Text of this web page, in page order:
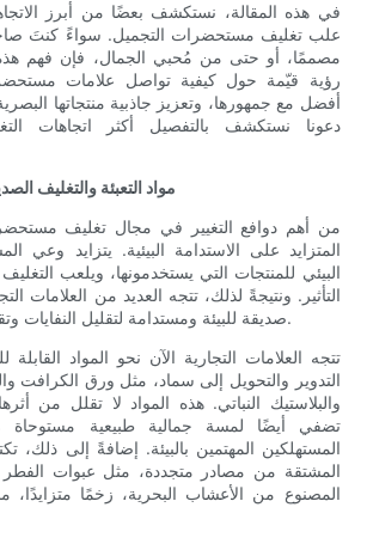
في هذه المقالة، نستكشف بعضًا من أبرز
علب تغليف مستحضرات التجميل. سواءً كنتَ
مصممًا، أو حتى من مُحبي الجمال، فإن فهم
رؤية قيّمة حول كيفية تواصل علامات
أفضل مع جمهورها، وتعزيز جاذبية منتجاتها
دعونا نستكشف بالتفصيل أكثر اتجاهات
مواد التعبئة والتغليف
من أهم دوافع التغيير في مجال تغليف
المتزايد على الاستدامة البيئية. يتزايد وعي
البيئي للمنتجات التي يستخدمونها، ويلعب
التأثير. ونتيجةً لذلك، تتجه العديد من العلامات
صديقة للبيئة ومستدامة لتقليل النفايات وتقليل بصمتها الكربونية.
تتجه العلامات التجارية الآن نحو المواد القابلة
التدوير والتحويل إلى سماد، مثل ورق الكرافت
والبلاستيك النباتي. هذه المواد لا تقلل من
تضفي أيضًا لمسة جمالية طبيعية
المستهلكين المهتمين بالبيئة. إضافةً إلى ذلك،
المشتقة من مصادر متجددة، مثل عبوات الفطر
المصنوع من الأعشاب البحرية، زخمًا متزايدًا،